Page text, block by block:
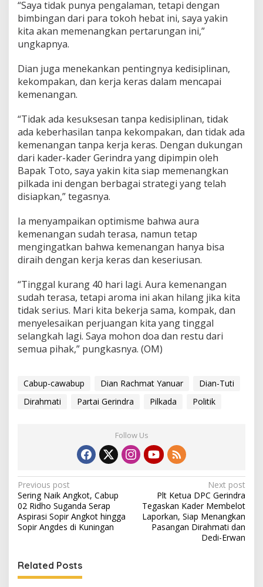
“Saya tidak punya pengalaman, tetapi dengan
bimbingan dari para tokoh hebat ini, saya yakin
kita akan memenangkan pertarungan ini,”
ungkapnya.
Dian juga menekankan pentingnya kedisiplinan,
kekompakan, dan kerja keras dalam mencapai
kemenangan.
“Tidak ada kesuksesan tanpa kedisiplinan, tidak
ada keberhasilan tanpa kekompakan, dan tidak ada
kemenangan tanpa kerja keras. Dengan dukungan
dari kader-kader Gerindra yang dipimpin oleh
Bapak Toto, saya yakin kita siap memenangkan
pilkada ini dengan berbagai strategi yang telah
disiapkan,” tegasnya.
Ia menyampaikan optimisme bahwa aura
kemenangan sudah terasa, namun tetap
mengingatkan bahwa kemenangan hanya bisa
diraih dengan kerja keras dan keseriusan.
“Tinggal kurang 40 hari lagi. Aura kemenangan
sudah terasa, tetapi aroma ini akan hilang jika kita
tidak serius. Mari kita bekerja sama, kompak, dan
menyelesaikan perjuangan kita yang tinggal
selangkah lagi. Saya mohon doa dan restu dari
semua pihak,” pungkasnya. (OM)
Cabup-cawabup Dian Rachmat Yanuar
Dian-Tuti
Dirahmati
Partai Gerindra Pilkada Politik
Follow Us
Post
navigation
Previous post
Sering Naik Angkot, Cabup
02 Ridho Suganda Serap
Aspirasi Sopir Angkot hingga
Sopir Angdes di Kuningan
Next post
Plt Ketua DPC Gerindra
Tegaskan Kader Membelot
Laporkan, Siap Menangkan
Pasangan Dirahmati dan
Dedi-Erwan
Related Posts